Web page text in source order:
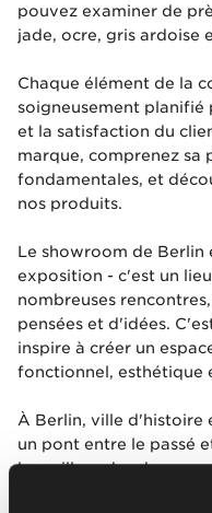
pouvez examiner de
jade, ocre, gris ardoise
Chaque élément de la
soigneusement planifié
et la satisfaction du
marque, comprenez sa
fondamentales, et
nos produits.
Le showroom de Berlin
exposition - c'est un
nombreuses
pensées et d'idées.
inspire à créer un
fonctionnel, esthétique
À Berlin, ville d'histoire
un pont entre le passé
le meilleur des deux
de la manière dont